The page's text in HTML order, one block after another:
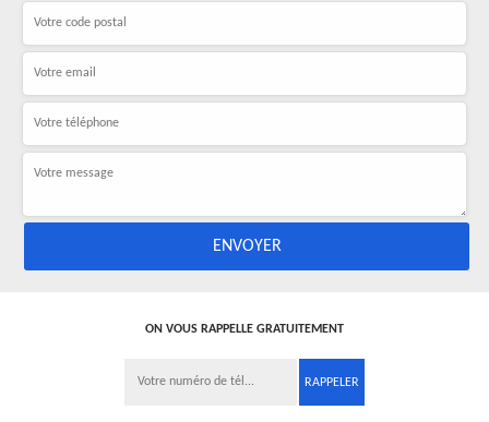
ON VOUS RAPPELLE GRATUITEMENT